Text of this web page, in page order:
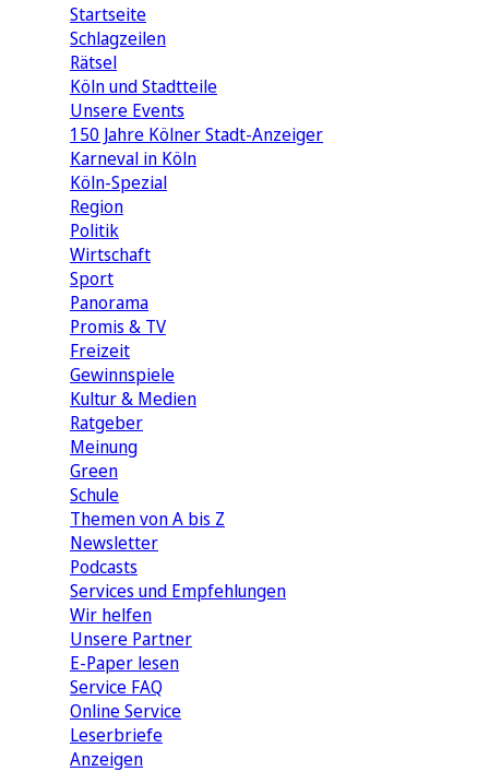
Startseite
Schlagzeilen
Rätsel
Köln und Stadtteile
Unsere Events
150 Jahre Kölner Stadt-Anzeiger
Karneval in Köln
Köln-Spezial
Region
Politik
Wirtschaft
Sport
Panorama
Promis & TV
Freizeit
Gewinnspiele
Kultur & Medien
Ratgeber
Meinung
Green
Schule
Themen von A bis Z
Newsletter
Podcasts
Services und Empfehlungen
Wir helfen
Unsere Partner
E-Paper lesen
Service FAQ
Online Service
Leserbriefe
Anzeigen